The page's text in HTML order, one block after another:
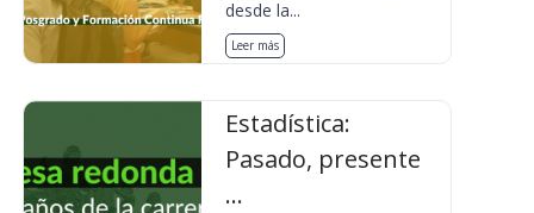
desde la...
Leer más
Estadística:
Pasado, presente
...